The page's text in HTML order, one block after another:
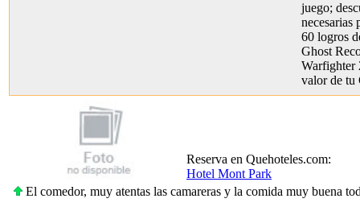
juego;
necesarias
60 logros
Ghost
Warfighter
valor de tu
Reserva en Quehoteles.com:
Hotel Mont Park
El comedor, muy atentas las camareras y la comida muy buena